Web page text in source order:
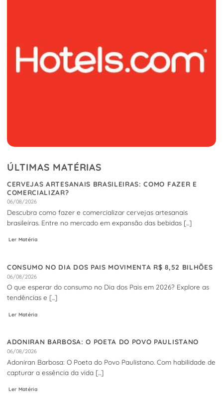
ÚLTIMAS MATÉRIAS
CERVEJAS ARTESANAIS BRASILEIRAS: COMO FAZER E
COMERCIALIZAR?
06/08/2026
Descubra como fazer e comercializar cervejas artesanais
brasileiras. Entre no mercado em expansão das bebidas [...]
Ler Matéria
CONSUMO NO DIA DOS PAIS MOVIMENTA R$ 8,52 BILHÕES
06/08/2026
O que esperar do consumo no Dia dos Pais em 2026? Explore as
tendências e [...]
Ler Matéria
ADONIRAN BARBOSA: O POETA DO POVO PAULISTANO
06/08/2026
Adoniran Barbosa: O Poeta do Povo Paulistano. Com habilidade de
capturar a essência da vida [...]
Ler Matéria